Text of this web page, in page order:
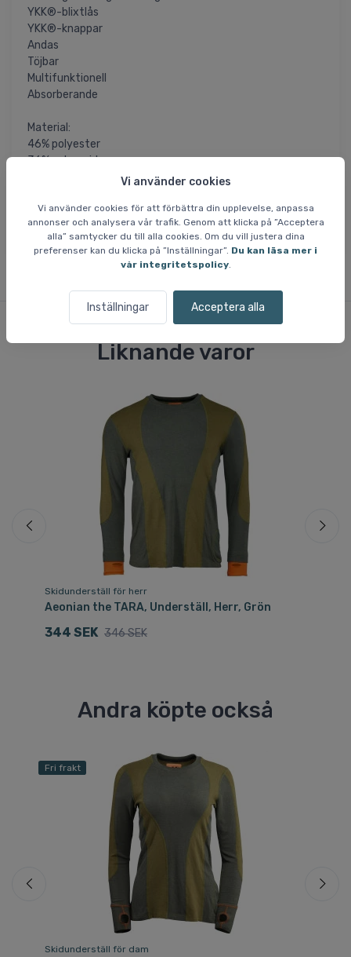
Vi använder cookies
Vi använder cookies för att förbättra din upplevelse, anpassa
annonser och analysera vår trafik. Genom att klicka på ”Acceptera
alla” samtycker du till alla cookies. Om du vill justera dina
preferenser kan du klicka på ”Inställningar”. Du kan läsa mer i
vår integritetspolicy.
Inställningar Acceptera alla
YKK®-blixtlås
YKK®-knappar
Andas
Töjbar
Multifunktionell
Absorberande
Material:
46% polyester
36% polyamid
BLUE SIGN®-certifierade återvunna fibrer
Tygets vikt 280 g/m2
Liknande varor
Skidunderställ för herr
Aeonian the TARA, Underställ, Herr, Grön
344 SEK 346 SEK
Andra köpte också
Fri frakt
Skidunderställ för dam